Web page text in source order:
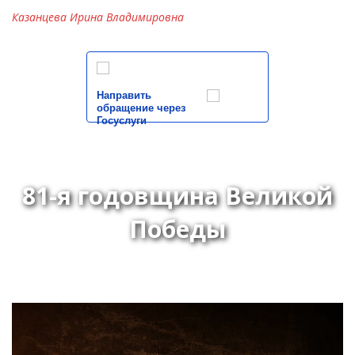
Казанцева Ирина Владимировна
Направить
обращение через
Госуслуги
81-я годовщина Великой
Победы